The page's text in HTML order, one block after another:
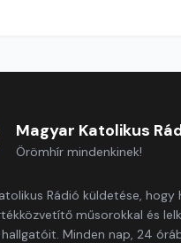
Magyar Katolikus
Örömhír mindenkinek!
Rádió küldetése, hogy
műsorokkal és
Minden nap, 24